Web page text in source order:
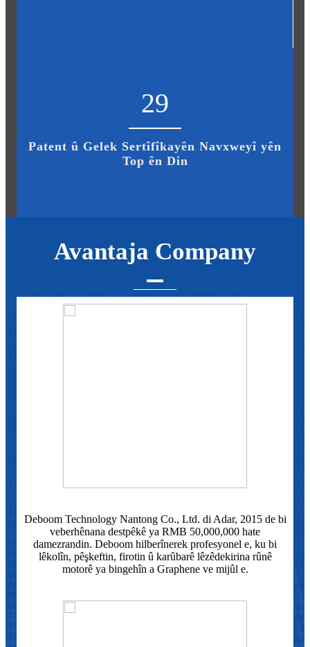
29
Patent û Gelek Sertîfîkayên Navxweyî yên
Top ên Din
Avantaja Company
Deboom Technology Nantong Co., Ltd. di Adar, 2015 de bi
veberhênana destpêkê ya RMB 50,000,000 hate
damezrandin. Deboom hilberînerek profesyonel e, ku bi
lêkolîn, pêşkeftin, firotin û karûbarê lêzêdekirina rûnê
motorê ya bingehîn a Graphene ve mijûl e.